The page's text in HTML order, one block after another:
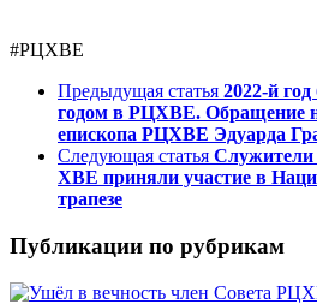
#РЦХВЕ
Предыдущая статья 2022-й
годом в РЦХВЕ. Обращение
епископа РЦХВЕ Эдуарда
Следующая статья Служители
ХВЕ приняли участие в
трапезе
Публикации по рубрикам